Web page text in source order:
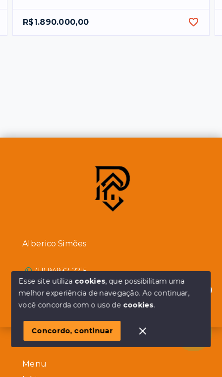
R$1.890.000,00
Olá! em posso ajudar?
Menu
Alberico Simões
(11) 94932-2215
Ver e-mail
Consultor imobiliário
Esse site utiliza cookies, que possibilitam uma
melhor experiência de navegação.Ao continuar,
você concorda com o uso de cookies.
Concordo, continuar